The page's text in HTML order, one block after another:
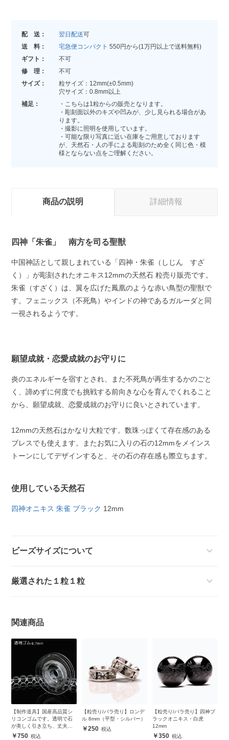
配 送： 翌日配送可
送 料：
宅急便コンパクト 550円から(1万円以上で送料無料)
ギフト：
不可
修 理：
不可
サイズ：
粒サイズ：12mm(±0.5mm)
穴サイズ：0.8mm以上
補足：
・こちらは1粒からの販売となります。
・彫刻面以外のキズや凹みが、少し見られる場合があ
ります。
・撮影に照明を使用しています。
・可能な限り写真に近い在庫をご用意しております
が、天然石・人の手による彫刻のため全く同じ色・模
様とならない点をご理解ください。
商品の説明 詳細情報
四神「朱雀」 南方を司る聖獣
中国神話として親しまれている「四神・朱雀（しじん すざ
く）」が彫刻されたオニキス12mmの天然石 粒売り販売です。
朱雀（すざく）は、翼を広げた鳳凰のような赤い鳥型の聖獣で
す。フェニックス（不死鳥）やインドの神であるガルーダと同
一視されるようです。
願望成就・恋愛成就のお守りに
炎のエネルギーを宿すとされ、また不死鳥が再生するかのごと
く、諦めずに何度でも挑戦する前向きな心を育んでくれること
から、願望成就、恋愛成就のお守りに良いとされています。
12mmの天然石はかなり大粒です。数珠っぽくて存在感のある
ブレスでも使えます。またお気に入りの石の12mmをメインス
トーンにしてデザインすると、その石の存在感も際立ちます。
使用している天然石
四神オニキス 朱雀 ブラック 12mm
ビーズサイズについて
厳選された１粒１粒
関連商品
【制作道具】国産高品質シ
リコンゴムです。透明で石
が美しく引き立ち、丈夫で
安心750
【粒売り/バラ売り】ロンデ
ル 8mm（平型・シルバー）
250
【粒売り/バラ売り】四神ブ
ラックオニキス・白虎
12mm
350